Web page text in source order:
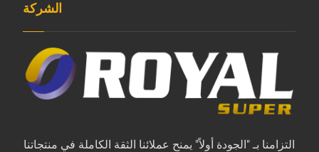
الشركة
التزامنا بـ "الجودة أولاً" يمنح عملائنا الثقة الكاملة في منتجاتنا